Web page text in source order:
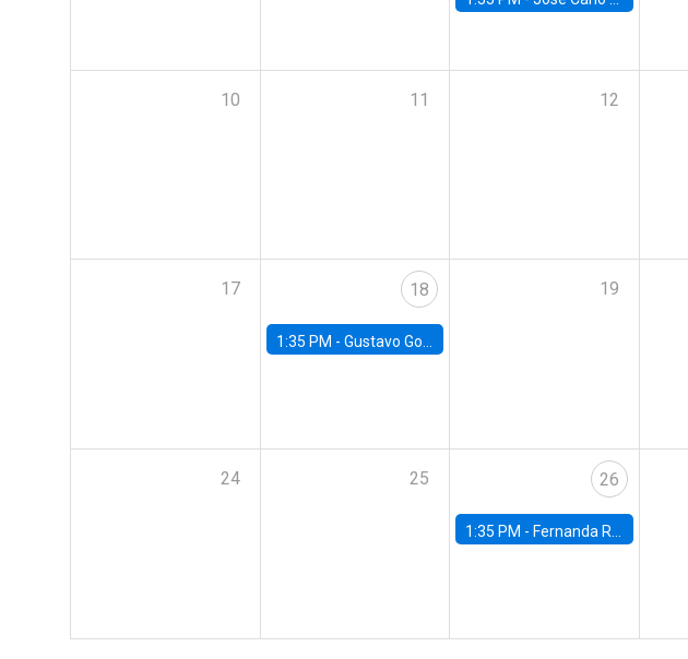
10 11 12
17 18
1:35 PM - Gustavo González, Banco Central de Chile
19
24 25 26
1:35 PM - Fernanda Rojas Ampuero, University of Wisconsin-Madison